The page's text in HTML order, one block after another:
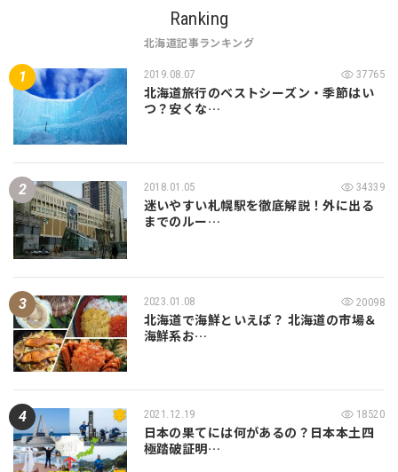
Ranking
北海道記事ランキング
2019.08.07 37765
北海道旅行のベストシーズン・季節はい
つ？安くな…
2018.01.05 34339
迷いやすい札幌駅を徹底解説！外に出る
までのルー…
2023.01.08 20098
北海道で海鮮といえば？ 北海道の市場＆
海鮮系お…
2021.12.19 18520
日本の果てには何があるの？日本本土四
極踏破証明…